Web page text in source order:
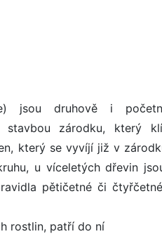
jsou druhově i
stavbou zárodku, který
který se vyvíjí již v
u víceletých dřevin
pětičetné či
rostlin, patří do ní